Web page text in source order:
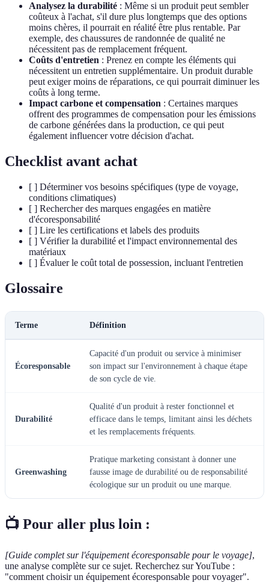
Analysez la durabilité : Même si un produit peut sembler
coûteux à l'achat, s'il dure plus longtemps que des options
moins chères, il pourrait en réalité être plus rentable. Par
exemple, des chaussures de randonnée de qualité ne
nécessitent pas de remplacement fréquent.
Coûts d'entretien : Prenez en compte les éléments qui
nécessitent un entretien supplémentaire. Un produit durable
peut exiger moins de réparations, ce qui pourrait diminuer les
coûts à long terme.
Impact carbone et compensation : Certaines marques
offrent des programmes de compensation pour les émissions
de carbone générées dans la production, ce qui peut
également influencer votre décision d'achat.
Checklist avant achat
[ ] Déterminer vos besoins spécifiques (type de voyage,
conditions climatiques)
[ ] Rechercher des marques engagées en matière
d'écoresponsabilité
[ ] Lire les certifications et labels des produits
[ ] Vérifier la durabilité et l'impact environnemental des
matériaux
[ ] Évaluer le coût total de possession, incluant l'entretien
Glossaire
Terme Définition
Écoresponsable
Capacité d'un produit ou service à minimiser
son impact sur l'environnement à chaque étape
de son cycle de vie.
Durabilité
Qualité d'un produit à rester fonctionnel et
efficace dans le temps, limitant ainsi les déchets
et les remplacements fréquents.
Greenwashing
Pratique marketing consistant à donner une
fausse image de durabilité ou de responsabilité
écologique sur un produit ou une marque.
📺 Pour aller plus loin :
[Guide complet sur l'équipement écoresponsable pour le voyage],
une analyse complète sur ce sujet. Recherchez sur YouTube :
"comment choisir un équipement écoresponsable pour voyager".